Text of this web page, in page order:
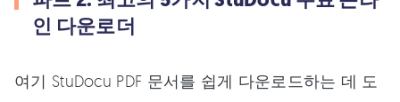
인 다운로더
여기 StuDocu PDF 문서를 쉽게 다운로드하는 데 도